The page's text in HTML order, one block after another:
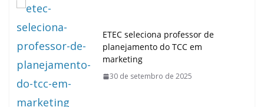
ETEC seleciona professor de
planejamento do TCC em
marketing
30 de setembro de 2025